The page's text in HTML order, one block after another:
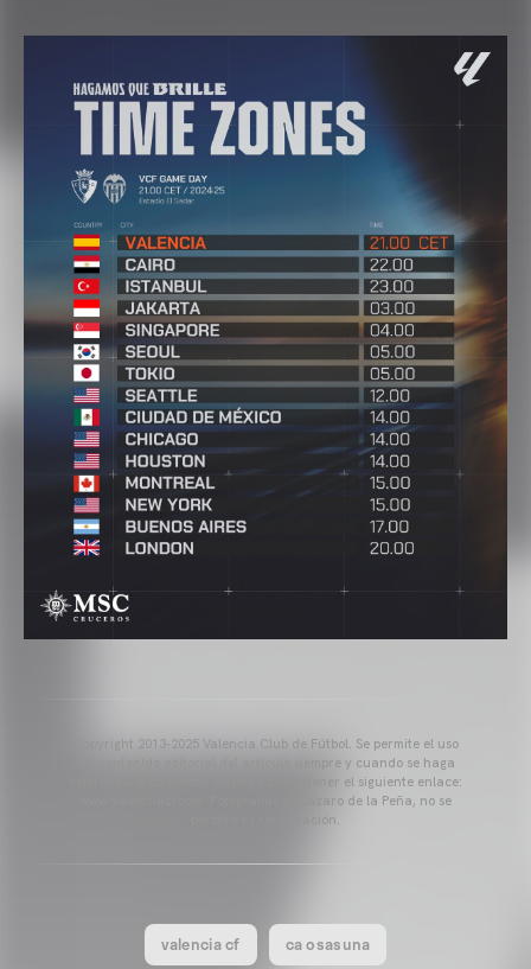
Copyright 2013-2025 Valencia Club de Fútbol. Se permite el uso
del contenido editorial del artículo siempre y cuando se haga
referencia a su fuente, además de contener el siguiente enlace:
www.valenciacf.com. Fotografías de Lázaro de la Peña, no se
permite su reutilización.
valencia cf ca osasuna